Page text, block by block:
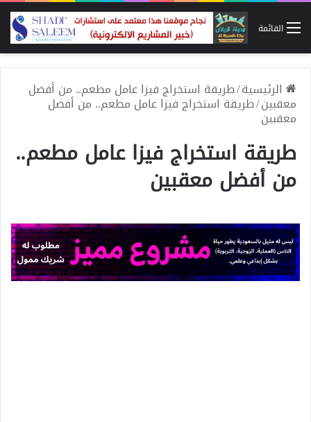
القائمة
الرئيسية/طريقة استخراج فيزا عامل مطعم.. من أفضل
معقبين/طريقة استخراج فيزا عامل مطعم.. من أفضل
معقبين
طريقة استخراج فيزا عامل مطعم..
من أفضل معقبين